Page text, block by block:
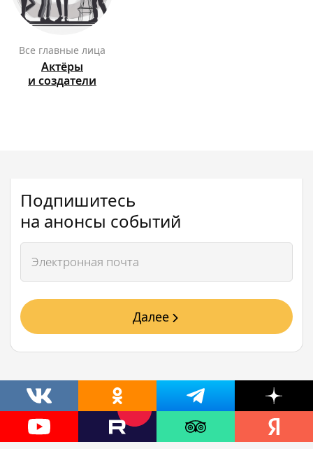
Все главные лица
Актёры
и создатели
Подпишитесь
на анонсы событий
Далее